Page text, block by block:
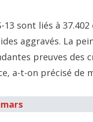
sont liés à
aggravés. La
preuves
a-t-on précisé de